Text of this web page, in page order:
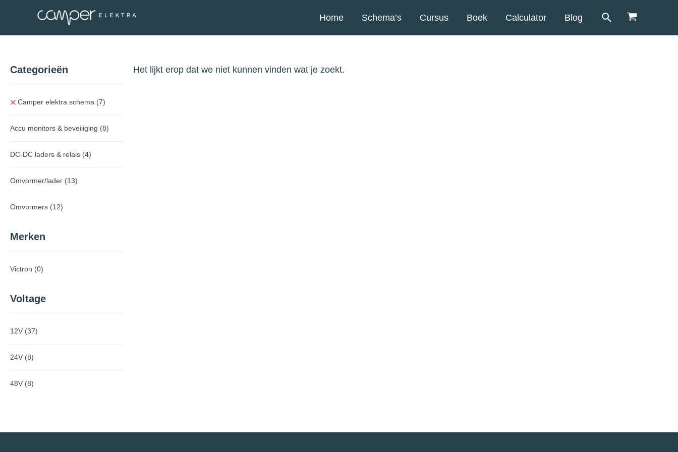
Home Schema’s Cursus Boek Calculator Blog
Categorieën
Camper elektra schema (7)
Accu monitors & beveiliging (8)
DC-DC laders & relais (4)
Omvormer/lader (13)
Omvormers (12)
Merken
Victron (0)
Voltage
12V (37)
24V (8)
48V (8)
Het lijkt erop dat we niet kunnen vinden wat je zoekt.